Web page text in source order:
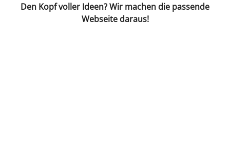
Den Kopf voller Ideen? Wir machen die passende
Webseite daraus!